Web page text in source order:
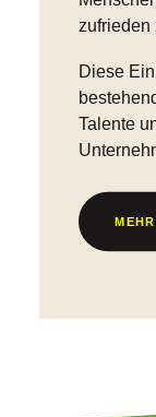
zufrieden
Diese
Talente